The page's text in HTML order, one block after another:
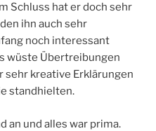
Schluss hat er doch sehr
ihn auch sehr
noch interessant
wüste Übertreibungen
sehr kreative Erklärungen
standhielten.
an und alles war prima.